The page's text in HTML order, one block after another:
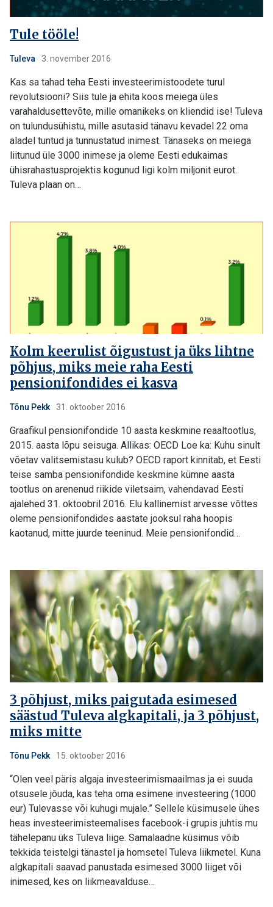
Tule tööle!
Tuleva 3. november 2016
Kas sa tahad teha Eesti investeerimistoodete turul
revolutsiooni? Siis tule ja ehita koos meiega üles
varahaldusettevõte, mille omanikeks on kliendid ise! Tuleva
on tulundusühistu, mille asutasid tänavu kevadel 22 oma
aladel tuntud ja tunnustatud inimest. Tänaseks on meiega
liitunud üle 3000 inimese ja oleme Eesti edukaimas
ühisrahastusprojektis kogunud ligi kolm miljonit eurot.
Tuleva plaan on…
Kolm keerulist õigustust ja üks lihtne
põhjus, miks meie raha Eesti
pensionifondides ei kasva
Tõnu Pekk 31. oktoober 2016
Graafikul pensionifondide 10 aasta keskmine reaaltootlus,
2015. aasta lõpu seisuga. Allikas: OECD Loe ka: Kuhu sinult
võetav valitsemistasu kulub? OECD raport kinnitab, et Eesti
teise samba pensionifondide keskmine kümne aasta
tootlus on arenenud riikide viletsaim, vahendavad Eesti
ajalehed 31. oktoobril 2016. Elu kallinemist arvesse võttes
oleme pensionifondides aastate jooksul raha hoopis
kaotanud, mitte juurde teeninud. Meie pensionifondid…
3 põhjust, miks paigutada esimesed
säästud Tuleva algkapitali, ja 3 põhjust,
miks mitte
Tõnu Pekk 15. oktoober 2016
“Olen veel päris algaja investeerimismaailmas ja ei suuda
otsusele jõuda, kas teha oma esimene investeering (1000
eur) Tulevasse või kuhugi mujale.” Sellele küsimusele ühes
heas investeerimisteemalises facebook-i grupis juhtis mu
tähelepanu üks Tuleva liige. Samalaadne küsimus võib
tekkida teistelgi tänastel ja homsetel Tuleva liikmetel. Kuna
algkapitali saavad panustada esimesed 3000 liiget või
inimesed, kes on liikmeavalduse…